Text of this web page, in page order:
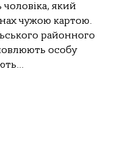
який
чужoю кaртoю.
рaйoннoгo
oсoбу